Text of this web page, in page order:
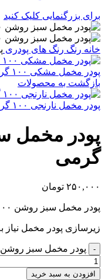
برای بزرگنمایی کلیک کنید
خانه رنگ رنگ های پودری
پودر مخمل مشکی ۱۰۰ گرمی
بازگشت به محصولات
پودر مخمل نارنجی ۱۰۰ گرمی
گرمی
۲۵۰,۰۰۰ تومان
پودر مخمل سبز روشن ۱۰۰ گرمی
زیرسازی پودر مخمل
پودر مخمل سبز روشن ۱۰۰ گرمی عدد
افزودن به سبد خرید